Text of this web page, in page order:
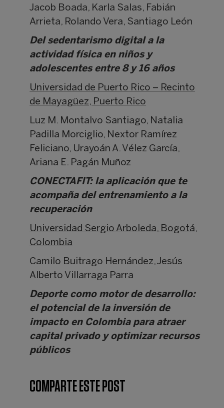
Jacob Boada, Karla Salas, Fabián
Arrieta, Rolando Vera, Santiago León
Del sedentarismo digital a la
actividad física en niños y
adolescentes entre 8 y 16 años
Universidad de Puerto Rico – Recinto
de Mayagüez, Puerto Rico
Luz M. Montalvo Santiago, Natalia
Padilla Morciglio, Nextor Ramírez
Feliciano, Urayoán A. Vélez García,
Ariana E. Pagán Muñoz
CONECTAFIT: la aplicación que te
acompaña del entrenamiento a la
recuperación
Universidad Sergio Arboleda, Bogotá,
Colombia
Camilo Buitrago Hernández, Jesús
Alberto Villarraga Parra
Deporte como motor de desarrollo:
el potencial de la inversión de
impacto en Colombia para atraer
capital privado y optimizar recursos
públicos
COMPARTE ESTE POST